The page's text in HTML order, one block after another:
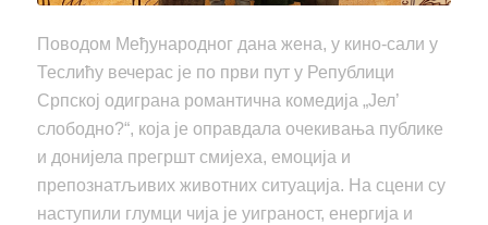
Поводом Међународног дана жена, у кино-сали у
Теслићу вечерас је по први пут у Републици
Српској одиграна романтична комедија „Јел’
слободно?“, која је оправдала очекивања публике
и донијела прегршт смијеха, емоција и
препознатљивих животних ситуација. На сцени су
наступили глумци чија је уиграност, енергија и